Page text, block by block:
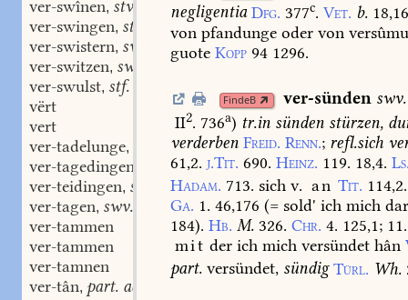
ver-swînen, stv.
ver-swingen, stv.
ver-swistern, swv.
ver-switzen, swv.
ver-swulst, stf.
vërt
vert
ver-tadelunge,
ver-tagedingen
swv.
ver-teidingen, swv.
ver-tagen, swv.
ver-tammen
ver-tammen
ver-tamnen
ver-tân, part. adj.
negligentia Dfg. 377c. Vet. b.
von pfandunge oder von
guote Kopp 94 1296.
FindeB ver-sünden swv.
II2. 736a) tr.in sünden stürzen,
verderben Freid. Renn.; refl.sich
61,2. j.Tit. 690. Heinz. 119. 18,4.
Hadam. 713. sich v. an Tit. 114,2.
Ga. 1. 46,176 (= sold' ich mich
184). Hb. M. 326. Chr. 4. 125,1; 11.
mit derichmichversündethân
part. versündet, sündig Türl. Wh.